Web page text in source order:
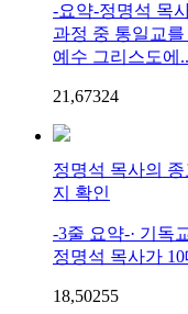
-요약-정명석 목
과정 중 통일교
예수 그리스도에
21,67324
정명석 목사의
지 확인
-3줄 요약-· 기독
정명석 목사가
18,50255